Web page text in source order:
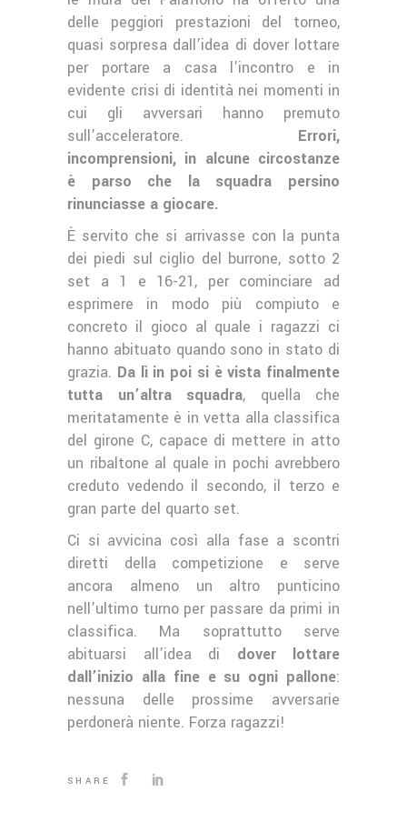
delle peggiori prestazioni del torneo,
quasi sorpresa dall’idea di dover lottare
per portare a casa l’incontro e in
evidente crisi di identità nei momenti in
cui gli avversari hanno premuto
sull’acceleratore. Errori,
incomprensioni, in alcune circostanze
è parso che la squadra persino
rinunciasse a giocare.
È servito che si arrivasse con la punta
dei piedi sul ciglio del burrone, sotto 2
set a 1 e 16-21, per cominciare ad
esprimere in modo più compiuto e
concreto il gioco al quale i ragazzi ci
hanno abituato quando sono in stato di
grazia. Da lì in poi si è vista finalmente
tutta un’altra squadra, quella che
meritatamente è in vetta alla classifica
del girone C, capace di mettere in atto
un ribaltone al quale in pochi avrebbero
creduto vedendo il secondo, il terzo e
gran parte del quarto set.
Ci si avvicina così alla fase a scontri
diretti della competizione e serve
ancora almeno un altro punticino
nell’ultimo turno per passare da primi in
classifica. Ma soprattutto serve
abituarsi all’idea di dover lottare
dall’inizio alla fine e su ogni pallone:
nessuna delle prossime avversarie
perdonerà niente. Forza ragazzi!
SHARE